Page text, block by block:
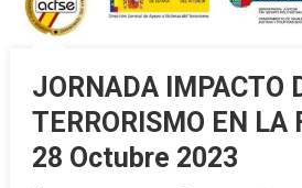
JORNADA IMPACTO
TERRORISMO EN LA
28 Octubre 2023